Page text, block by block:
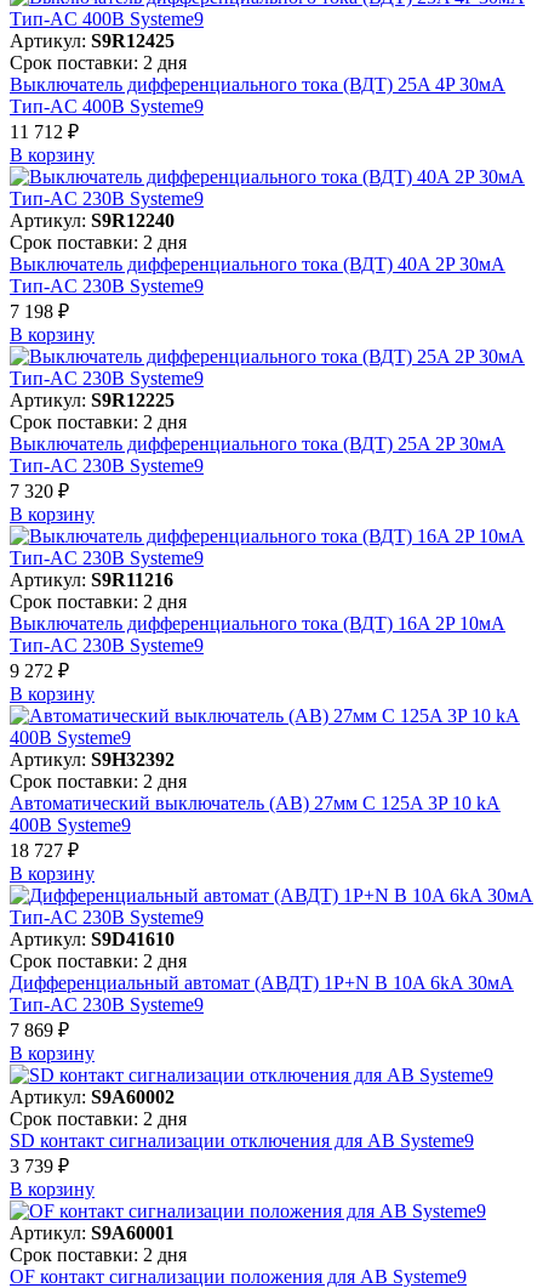
Артикул: S9R12425
Срок поставки: 2 дня
Выключатель дифференциального тока (ВДТ) 25A 4P 30мА
Тип-AC 400В Systeme9
11 712 ₽
В корзинy
Артикул: S9R12240
Срок поставки: 2 дня
Выключатель дифференциального тока (ВДТ) 40A 2P 30мА
Тип-AC 230В Systeme9
7 198 ₽
В корзинy
Артикул: S9R12225
Срок поставки: 2 дня
Выключатель дифференциального тока (ВДТ) 25A 2P 30мА
Тип-AC 230В Systeme9
7 320 ₽
В корзинy
Артикул: S9R11216
Срок поставки: 2 дня
Выключатель дифференциального тока (ВДТ) 16A 2P 10мА
Тип-AC 230В Systeme9
9 272 ₽
В корзинy
Артикул: S9H32392
Срок поставки: 2 дня
Автоматический выключатель (АВ) 27мм C 125A 3P 10 kA
400В Systeme9
18 727 ₽
В корзинy
Артикул: S9D41610
Срок поставки: 2 дня
Дифференциальный автомат (АВДТ) 1P+N B 10A 6kA 30мА
Тип-AC 230В Systeme9
7 869 ₽
В корзинy
Артикул: S9A60002
Срок поставки: 2 дня
SD контакт сигнализации отключения для АВ Systeme9
3 739 ₽
В корзинy
Артикул: S9A60001
Срок поставки: 2 дня
OF контакт сигнализации положения для АВ Systeme9